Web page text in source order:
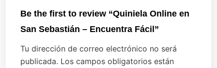
Be the first to review “Quiniela Online en
San Sebastián – Encuentra Fácil”
Tu dirección de correo electrónico no será
publicada. Los campos obligatorios están